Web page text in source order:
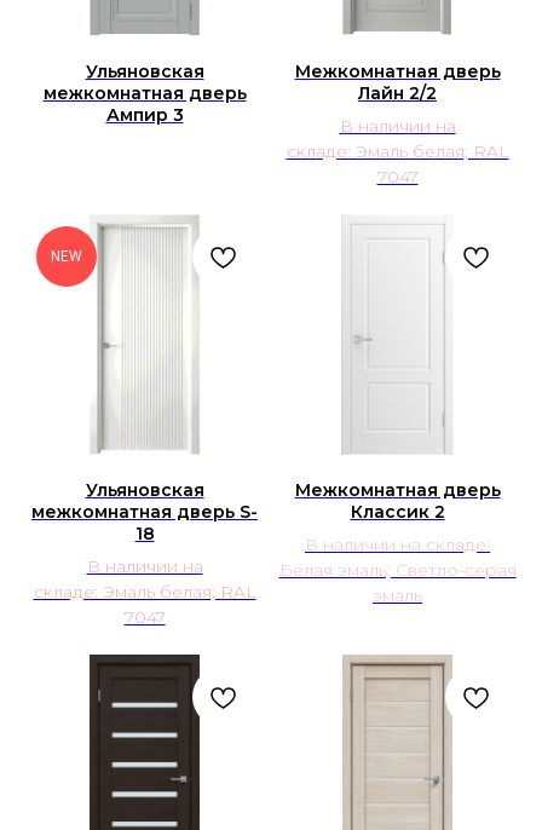
Ульяновская
межкомнатная дверь
Ампир 3
Межкомнатная дверь
Лайн 2/2
В наличии на
складе: Эмаль белая; RAL
7047
NEW
Ульяновская
межкомнатная дверь S-
18
В наличии на
складе: Эмаль белая; RAL
7047
Межкомнатная дверь
Классик 2
В наличии на складе:
Белая эмаль; Светло-серая
эмаль